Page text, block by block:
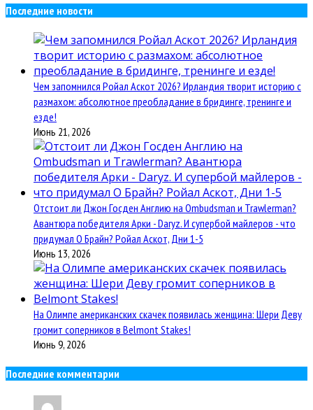
Последние новости
Чем запомнился Ройал Аскот 2026? Ирландия творит историю с
размахом: абсолютное преобладание в бридинге, тренинге и
езде!
Июнь 21, 2026
Отстоит ли Джон Госден Англию на Ombudsman и Trawlerman?
Авантюра победителя Арки - Daryz. И супербой майлеров - что
придумал О Брайн? Ройал Аскот, Дни 1-5
Июнь 13, 2026
На Олимпе американских скачек появилась женщина: Шери Деву
громит соперников в Belmont Stakes!
Июнь 9, 2026
Последние комментарии